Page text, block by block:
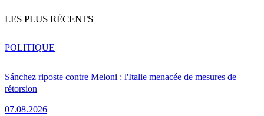
LES PLUS RÉCENTS
Sánchez riposte contre Meloni : l'Italie menacée de mesures de
rétorsion
07.08.2026
POLITIQUE